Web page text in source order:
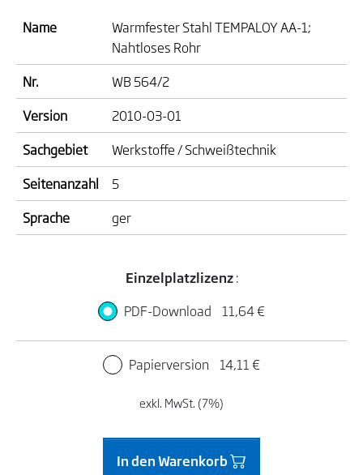
Name
Warmfester Stahl TEMPALOY AA-1;
Nahtloses Rohr
Nr.
WB 564/2
Version
2010-03-01
Sachgebiet
Werkstoffe / Schweißtechnik
Seitenanzahl
5
Sprache
ger
Einzelplatzlizenz:
PDF-Download
11,64 €
Papierversion 14,11 €
exkl. MwSt. (7%)
In den Warenkorb